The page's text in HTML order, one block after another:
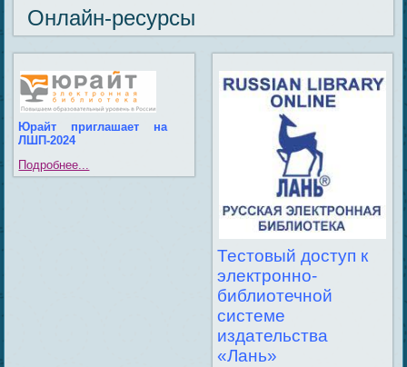
Онлайн-ресурсы
Юрайт приглашает на
ЛШП-2024
Подробнее...
Тестовый доступ к
электронно-
библиотечной
системе
издательства
«Лань»